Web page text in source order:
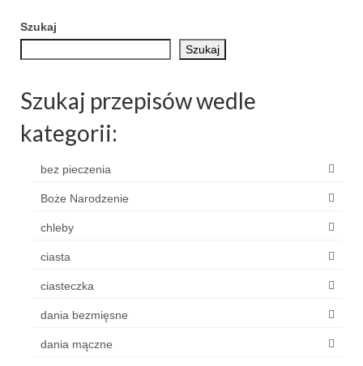
Szukaj
Szukaj
Szukaj przepisów wedle
kategorii:
bez pieczenia
Boże Narodzenie
chleby
ciasta
ciasteczka
dania bezmięsne
dania mączne